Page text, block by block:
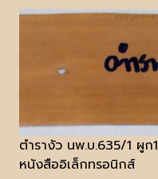
ตำรางัว นพ.บ.635/1 ผูก1
หนังสืออิเล็กทรอนิกส์